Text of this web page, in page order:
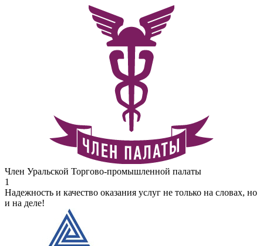
Член Уральской Торгово-промышленной палаты
1
Надежность и качество оказания услуг не только на словах, но
и на деле!